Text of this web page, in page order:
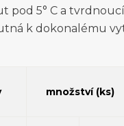
pod 5° C a
k dokonalému
množství (ks)